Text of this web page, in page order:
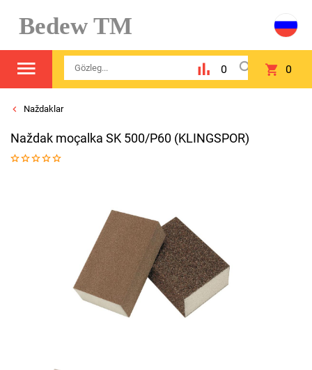
Bedew TM
0 0
Naždaklar
Naždak moçalka SK 500/P60 (KLINGSPOR)